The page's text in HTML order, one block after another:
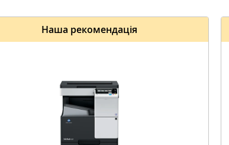
Наша рекомендація